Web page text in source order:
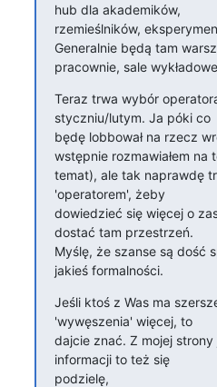
hub dla akademików,
rzemieślników,
Generalnie będą tam
pracownie, sale
Teraz trwa wybór
styczniu/lutym. Ja póki co
będę lobbował na rzecz
wstępnie rozmawiałem na
temat), ale tak naprawdę
'operatorem', żeby
dowiedzieć się więcej o
dostać tam przestrzeń.
Myślę, że szanse są dość
jakieś formalności.
Jeśli ktoś z Was ma
'wywęszenia' więcej, to
dajcie znać. Z mojej
informacji to też się
podzielę,